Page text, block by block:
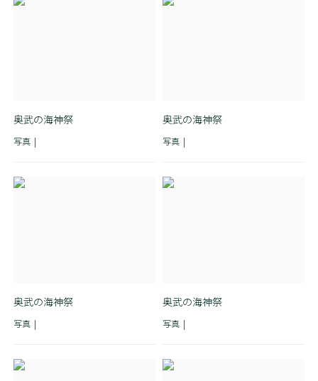
奥武の海神祭
写真
奥武の海神祭
写真
奥武の海神祭
写真
奥武の海神祭
写真